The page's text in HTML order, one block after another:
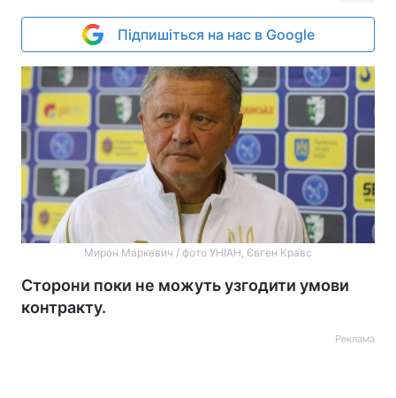
Підпишіться на нас в Google
Мирон Маркевич / фото УНІАН, Євген Кравс
Сторони поки не можуть узгодити умови
контракту.
Реклама